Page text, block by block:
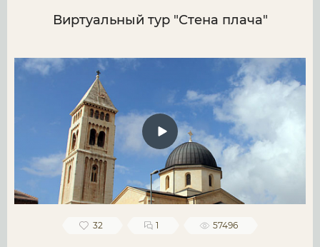
Виртуальный тур "Стена плача"
32 1 57496